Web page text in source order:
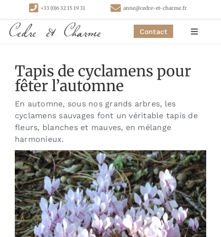
contenu
+33 (0)6 32 15 19 31 anne@cedre-et-charme.fr
Contact
Toggle
Chambres
Gîtes
Activités
Contact
Liens
Tapis de cyclamens pour
fêter l’automne
En automne, sous nos grands arbres, les
cyclamens sauvages font un véritable tapis de
fleurs, blanches et mauves, en mélange
harmonieux.